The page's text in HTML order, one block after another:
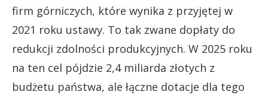
firm górniczych, które wynika z przyjętej w
2021 roku ustawy. To tak zwane dopłaty do
redukcji zdolności produkcyjnych. W 2025 roku
na ten cel pójdzie 2,4 miliarda złotych z
budżetu państwa, ale łączne dotacje dla tego